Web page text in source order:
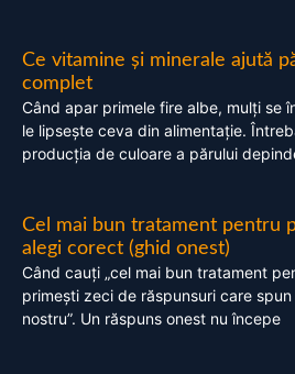
Ce vitamine și minerale ajută
complet
Când apar primele fire albe, mulți se
le lipsește ceva din alimentație.
producția de culoare a părului
Cel mai bun tratament pentru
alegi corect (ghid onest)
Când cauți „cel mai bun tratament
primești zeci de răspunsuri care
nostru”. Un răspuns onest nu începe